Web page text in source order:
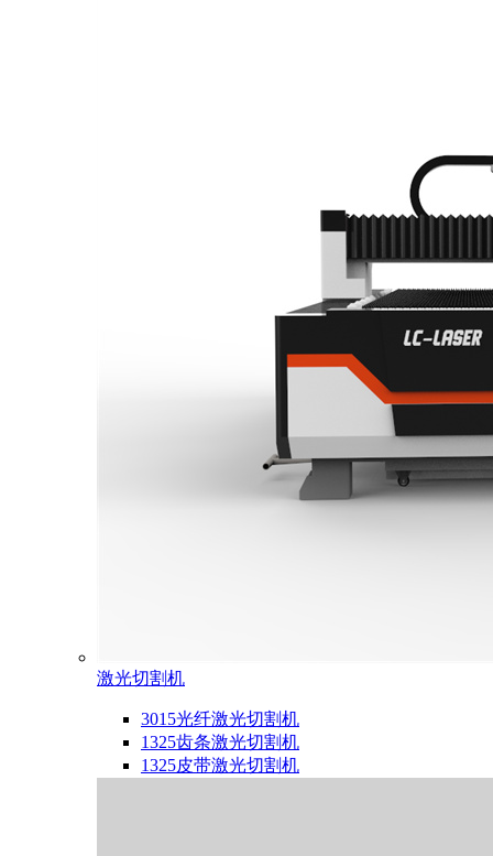
激光切割机
3015光纤激光切割机
1325齿条激光切割机
1325皮带激光切割机